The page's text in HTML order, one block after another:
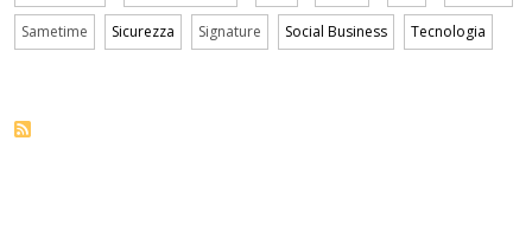
Sametime Sicurezza Signature Social Business Tecnologia